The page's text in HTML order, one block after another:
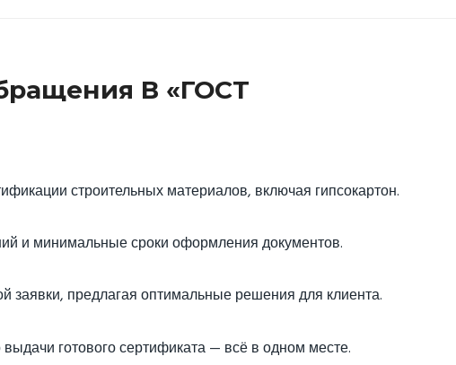
В «ГОСТ
строительных материалов, включая гипсокартон.
и минимальные сроки оформления документов.
заявки, предлагая оптимальные решения для клиента.
готового сертификата — всё в одном месте.